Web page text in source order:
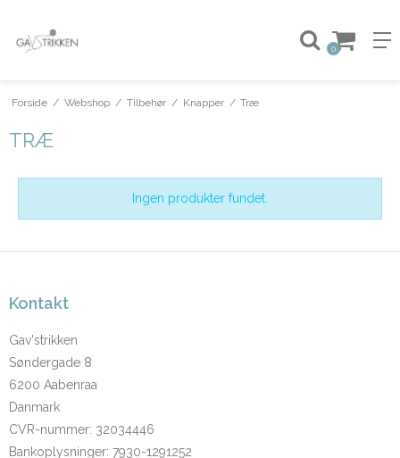
0
Forside / Webshop / Tilbehør / Knapper / Træ
TRÆ
Ingen produkter fundet.
Kontakt
Gav'strikken
Søndergade 8
6200 Aabenraa
Danmark
CVR-nummer: 32034446
Bankoplysninger: 7930-1291252